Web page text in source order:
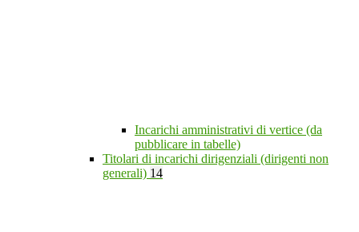
Incarichi amministrativi di vertice (da
pubblicare in tabelle)
Titolari di incarichi dirigenziali (dirigenti non
generali) 14